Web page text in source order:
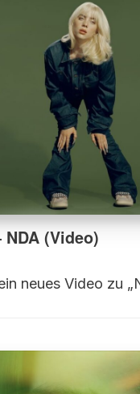
(Video)
neues Video zu